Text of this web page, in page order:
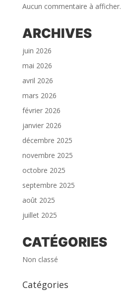
Aucun commentaire à afficher.
ARCHIVES
juin 2026
mai 2026
avril 2026
mars 2026
février 2026
janvier 2026
décembre 2025
novembre 2025
octobre 2025
septembre 2025
août 2025
juillet 2025
CATÉGORIES
Non classé
Catégories